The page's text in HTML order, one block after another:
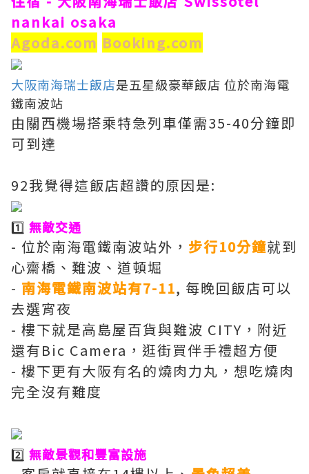
nankai osaka
Agoda.com Booking.com
大阪南海瑞士飯店是五星級豪華飯店 位於南海電
鐵南波站
由關西機場搭乘特急列車僅需35-40分鐘即
可到達
92我覺得這飯店超讚的原因是:
1️⃣ 無敵交通
- 位於南海電鐵南波站外， 步行10分鐘就到
心齋橋、難波、道頓堀
- 南海電鐵南波站有7-11, 每晚回飯店可以
去選宵夜
- 樓下就是高島屋百貨與難波 CITY，附近
還有Bic Camera，逛街買伴手禮超方便
- 樓下更有大阪有名的燒肉力丸，想吃燒肉
完全沒有難度
2️⃣ 無敵景觀和豐富設施